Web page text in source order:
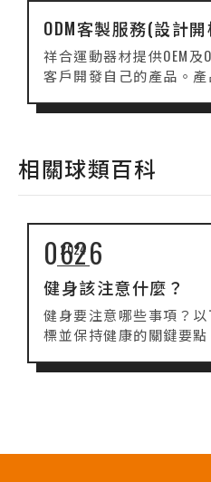
ODM客製服務(設計
祥合運動器材提供OEM及
客戶開發自己的產品。
相關球類百科
2024
0626
健身該注意什麼？
健身要注意哪些事項？
標並保持健康的關鍵要點